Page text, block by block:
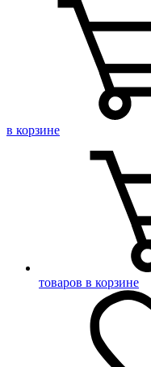
в корзине
товаров в корзине